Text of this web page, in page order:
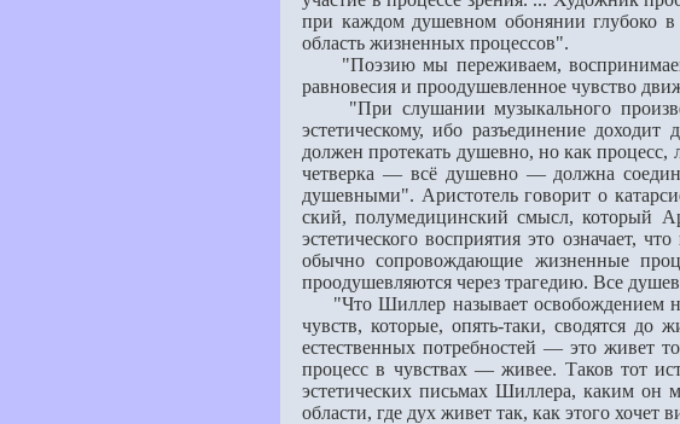
при каждом душевном обонянии глубоко в
область жизненных процессов".
"Поэзию мы переживаем, воспринимаем
равновесия и проодушевленное чувство
"При слушании музыкального
эстетическому, ибо разъединение
должен протекать душевно, но как процесс,
четверка — всё душевно — должна
душевными". Аристотель говорит о
ский, полумедицинский смысл, который
эстетического восприятия это означает,
обычно сопровожда­ющие жизненные
проодушевляются через трагедию. Все
"Что Шиллер называет освобождением
чувств, которые, опять-таки, сводятся
естественных потребностей — это живет
процесс в чувствах — живее. Таков тот
эстетических письмах Шиллера, каким он
области, где дух живет так, как этого